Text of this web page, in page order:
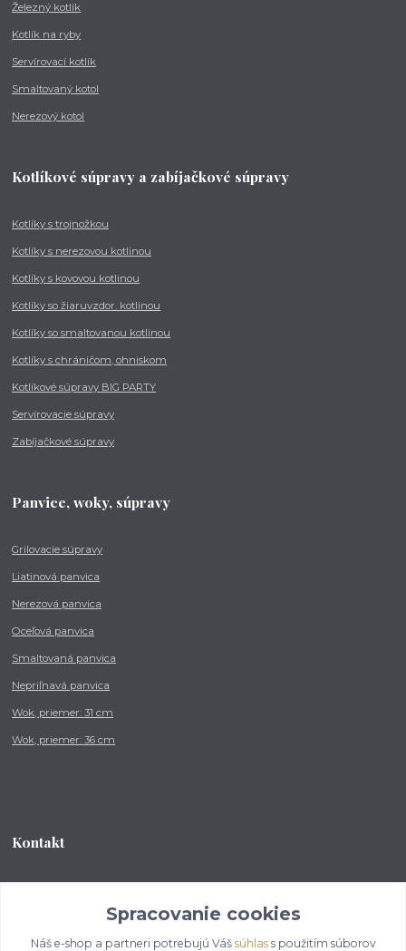
Železný kotlík
Kotlík na ryby
Servírovací kotlík
Smaltovaný kotol
Nerezový kotol
Kotlíkové súpravy a zabíjačkové súpravy
Kotlíky s trojnožkou
Kotlíky s nerezovou kotlinou
Kotlíky s kovovou kotlinou
Kotlíky so žiaruvzdor. kotlinou
Kotlíky so smaltovanou kotlinou
Kotlíky s chráničom, ohniskom
Kotlíkové súpravy BIG PARTY
Servírovacie súpravy
Zabíjačkové súpravy
Panvice, woky, súpravy
Grilovacie súpravy
Liatinová panvica
Nerezová panvica
Oceľová panvica
Smaltovaná panvica
Nepriľnavá panvica
Wok, priemer: 31 cm
Wok, priemer: 36 cm
Kontakt
od 8:00 - do 16:00 hodSpracovanie cookies
Náš e-shop a partneri potrebujú Váš súhlass použitím súborov